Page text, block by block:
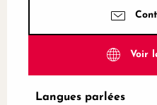
Voir
Langues parlées
Langues parlées